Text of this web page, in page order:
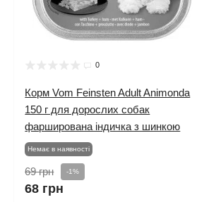
0
Корм Vom Feinsten Adult Animonda
150 г для дорослих собак
фарширована індичка з шинкою
Немає в наявності
69 грн -1%
68 грн